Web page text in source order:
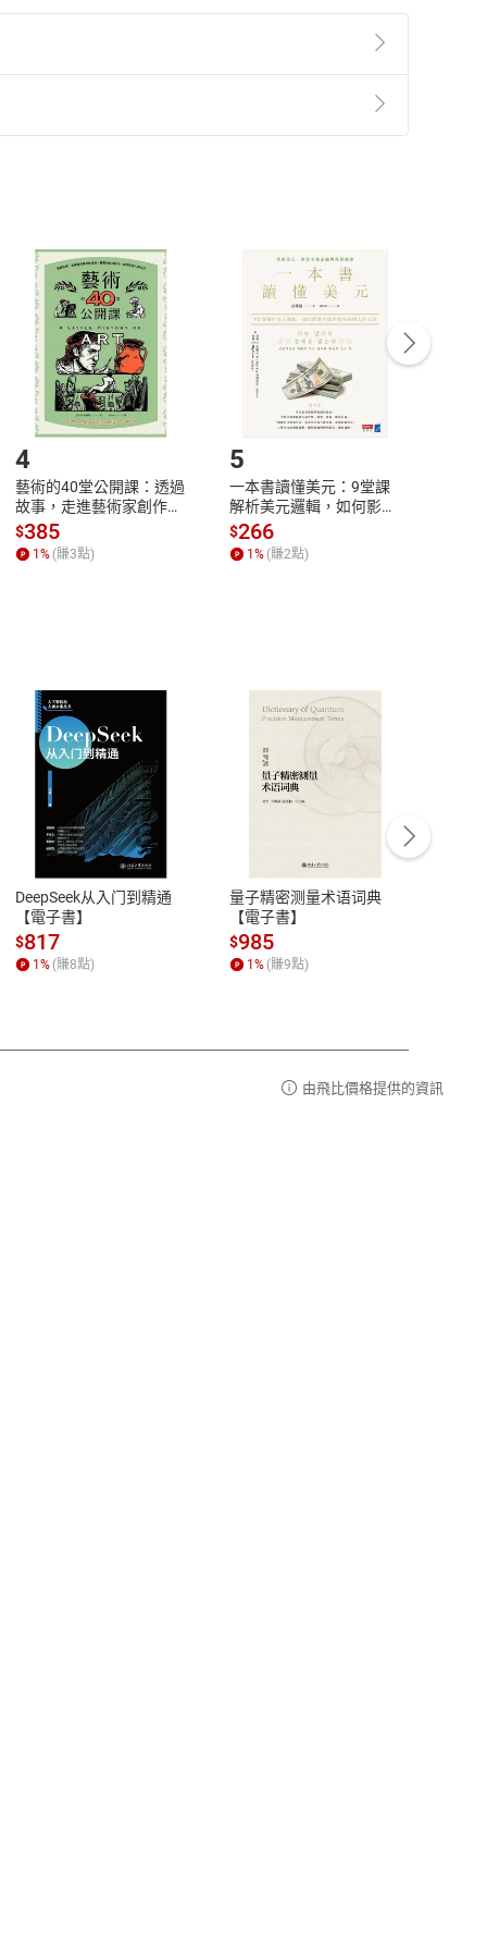
第2條第5款之規定，「非以有形媒介提供之數位
有形媒介提供之數位內容，消費者同意若訂購後
點選「瀏覽訂單明細」
「申請取消訂單/ 退
貨。
付款方式
Payment
完成訂單
Complete
號，下載書籍後看書
性
參
客服資訊
服務時間：週一到週五 10:00-12:00、
13:00-17:00 (國定假日及例假日休息)
客服電話：0080-1857077
4
藝術的40堂公開課：透過
故事，走進藝術家創作現
場，看藝術如何誕生、如
何形塑人類生活【電子
書】
$385
1% (賺3點)
5
一本書讀懂美元：9堂課
解析美元邏輯，如何影響
全球經濟和每個人的投資
【電子書】
$266
1% (賺2點)
DeepSeek从入门到精通
【電子書】
$817
1% (賺8點)
量子精密测量术语词典
【電子書】
$985
1% (賺9點)
由飛比價格提供的資訊